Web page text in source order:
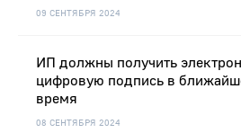
09 СЕНТЯБРЯ 2024
08 СЕНТЯБРЯ 2024
ИП должны получить
цифровую подпись в
время